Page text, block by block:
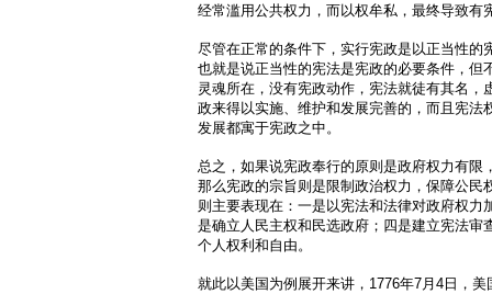
经常滥用公共权力，而以权牟私，最终导致有
尽管在正常的条件下，实行宪政是以正当性的
也就是说正当性的宪法是宪政的必要条件，但
灵魂所在，没有宪政动作，宪法就徒有其名，
政来得以实施、维护和发展完善的，而且宪法
发展都寓于宪政之中。
总之，如果说宪政奉行的原则是政府权力有限
那么宪政的宗旨则是限制政治权力，保障公民
则主要表现在：一是以宪法和法律对政府权力
是确立人民主权和民选政府；四是建立宪法审
个人权利和自由。
就此以美国为例展开来讲，1776年7月4日，